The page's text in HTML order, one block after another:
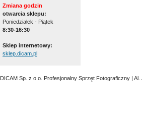
Zmiana godzin
otwarcia sklepu:
Poniedziałek - Piątek
8:30-16:30
Sklep internetowy:
sklep.dicam.pl
DICAM Sp. z o.o. Profesjonalny Sprzęt Fotograficzny |